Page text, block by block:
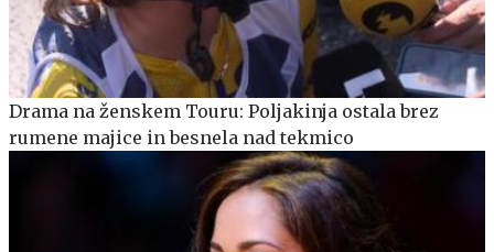
Drama na ženskem Touru: Poljakinja ostala brez
rumene majice in besnela nad tekmico